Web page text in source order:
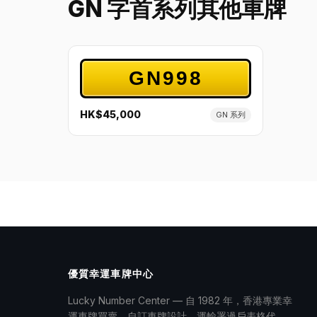
GN 字首系列其他車牌
GN998
HK$45,000 GN 系列
優質幸運車牌中心
Lucky Number Center — 自 1982 年，香港專業幸